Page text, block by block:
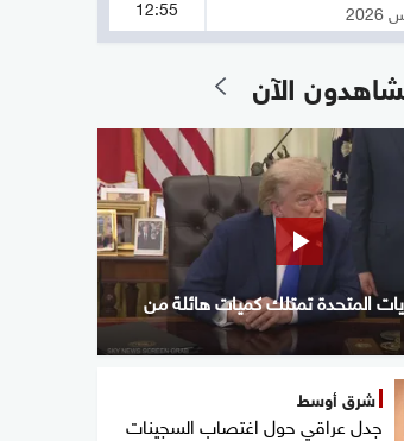
12:55
الآن
المتحدة تمتلك كميات هائلة من
شرق أوسط
جدل عراقي حول اغتصاب السجينات